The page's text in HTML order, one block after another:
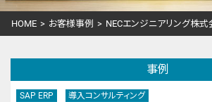
HOME > お客様事例 > NECエンジニアリング株式
事例
SAP ERP 導入コンサルティング